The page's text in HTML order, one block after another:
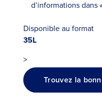
d’informations dans
Disponible au format
35L
>
Trouvez la